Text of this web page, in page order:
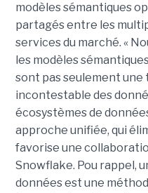
modèles sémantiques
partagés entre les
services du marché. «
les modèles
sont pas seulement une
incontestable des
écosystèmes de
approche unifiée, qui
favorise une
Snowflake. Pou rappel,
données est une